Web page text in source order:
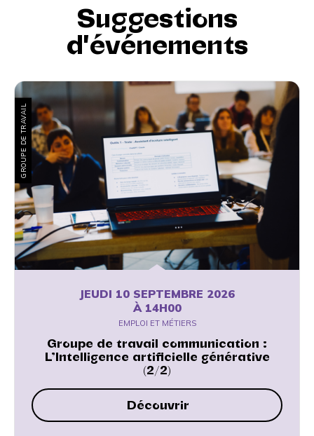
Suggestions
d'événements
GROUPE DE TRAVAIL
JEUDI 10 SEPTEMBRE 2026
À 14H00
EMPLOI ET MÉTIERS
Groupe de travail communication :
L’Intelligence artificielle générative
(2/2)
Découvrir